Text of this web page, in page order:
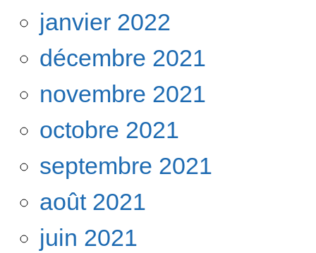
janvier 2022
décembre 2021
novembre 2021
octobre 2021
septembre 2021
août 2021
juin 2021